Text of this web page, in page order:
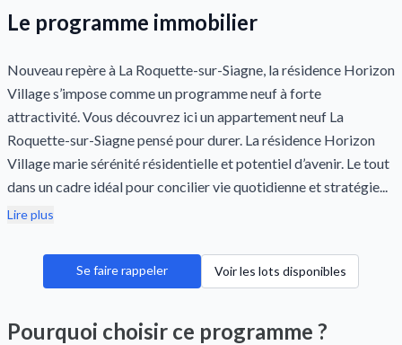
Le programme immobilier
Nouveau repère à La Roquette-sur-Siagne, la résidence Horizon
Village s’impose comme un programme neuf à forte
attractivité. Vous découvrez ici un appartement neuf La
Roquette-sur-Siagne pensé pour durer. La résidence Horizon
Village marie sérénité résidentielle et potentiel d’avenir. Le tout
dans un cadre idéal pour concilier vie quotidienne et stratégie...
Lire plus
Se faire rappeler Voir les lots disponibles
Pourquoi choisir ce programme ?